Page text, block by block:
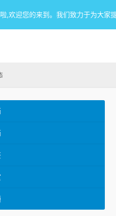
,欢迎您的来到。我们致力于为大家